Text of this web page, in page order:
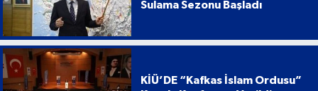
Sulama Sezonu Başladı
KİÜ’DE “Kafkas İslam Ordusu”